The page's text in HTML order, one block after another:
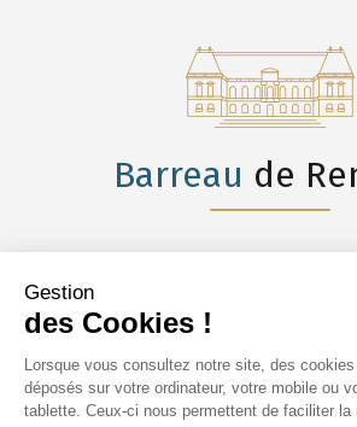
Barreau de
ANNUAIRE
DES AVOCATS
Gestion
des Cookies !
Lorsque vous consultez notre site, des
déposés sur votre ordinateur, votre mobile ou
tablette. Ceux-ci nous permettent de faciliter la